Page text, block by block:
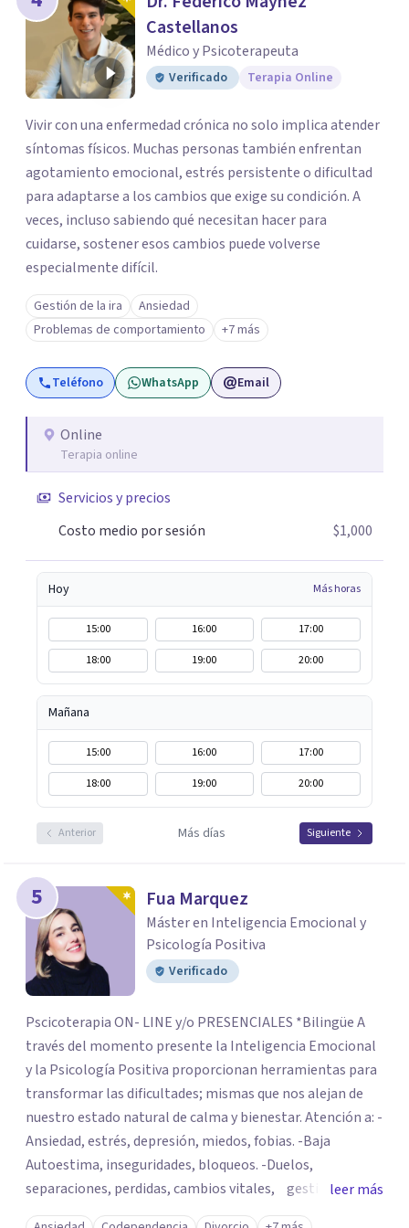
Castellanos
Médico y Psicoterapeuta
Verificado Terapia Online
Vivir con una enfermedad crónica no solo implica atender
síntomas físicos. Muchas personas también enfrentan
agotamiento emocional, estrés persistente o dificultad
para adaptarse a los cambios que exige su condición. A
veces, incluso sabiendo qué necesitan hacer para
cuidarse, sostener esos cambios puede volverse
especialmente difícil.
Gestión de la ira
Ansiedad
Problemas de comportamiento
+7 más
Teléfono WhatsApp Email
Online
Terapia online
Servicios y precios
Costo medio por sesión
$1,000
Hoy Más horas
15:00 16:00
17:00
18:00
19:00 20:00
Mañana
15:00 16:00
17:00
18:00
19:00 20:00
Anterior Más días Siguiente
5 Fua Marquez
Máster en Inteligencia Emocional y
Psicología Positiva
Verificado
Pscicoterapia ON- LINE y/o PRESENCIALES *Bilingüe A
través del momento presente la Inteligencia Emocional
y la Psicología Positiva proporcionan herramientas para
transformar las dificultades; mismas que nos alejan de
nuestro estado natural de calma y bienestar. Atención a: -
Ansiedad, estrés, depresión, miedos, fobias. -Baja
Autoestima, inseguridades, bloqueos. -Duelos,
separaciones, perdidas, cambios vitales, gestión de
emociones, tristeza, ira, soledad. Si deseas resolver una
leer más